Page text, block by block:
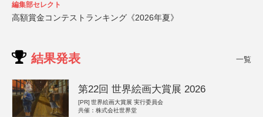
編集部セレクト
高額賞金コンテストランキング《2026年夏》
結果発表 一覧
第22回 世界絵画大賞展 2026
[PR] 世界絵画大賞展 実行委員会
共催：株式会社世界堂